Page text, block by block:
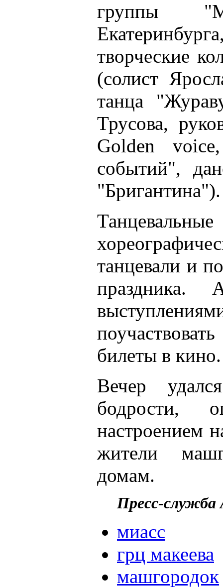
группы
творческие
(солист
танца
Трусова,
Golden
событий",
"Бригантина").
танцевали и
билеты в кино.
Вечер
бодрости,
настроением
жители
домам.
Пресс-
миасс
грц макеева
машгородок